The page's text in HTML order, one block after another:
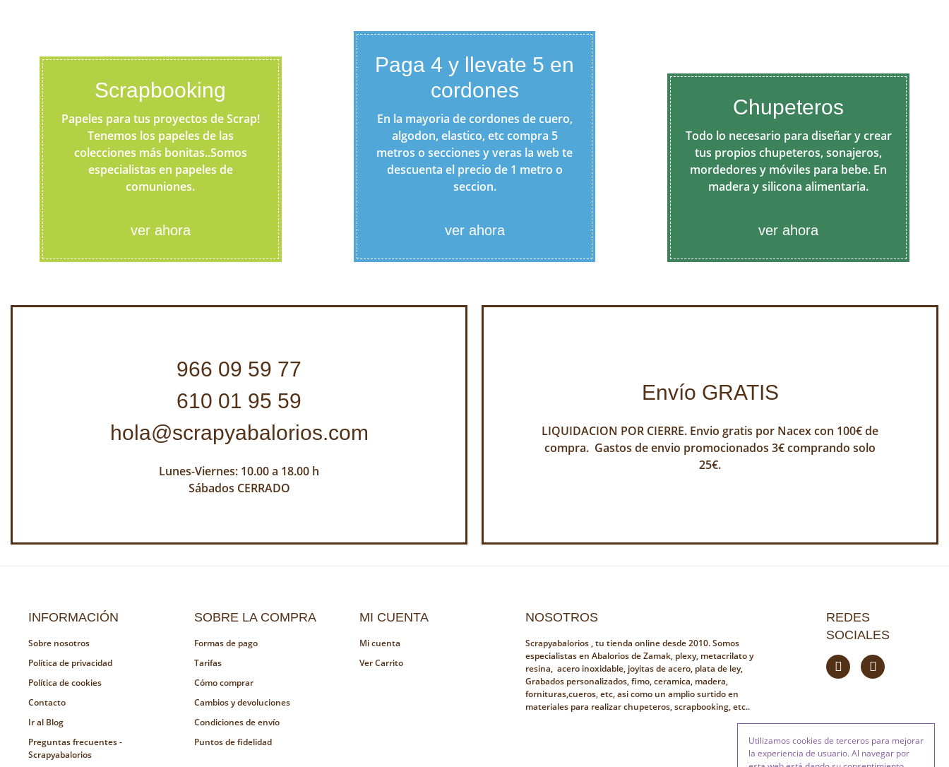
Utilizamos cookies de terceros para mejorar
la experiencia de usuario. Al navegar por
Scrapbooking
Papeles para tus proyectos de Scrap!
Tenemos los papeles de las
colecciones más bonitas..Somos
especialistas en papeles de
comuniones.
ver ahora
Paga 4 y llevate 5 en
cordones
En la mayoria de cordones de cuero,
algodon, elastico, etc compra 5
metros o secciones y veras la web te
descuenta el precio de 1 metro o
seccion.
ver ahora
Chupeteros
Todo lo necesario para diseñar y crear
tus propios chupeteros, sonajeros,
mordedores y móviles para bebe. En
madera y silicona alimentaria.
ver ahora
966 09 59 77
610 01 95 59
hola@scrapyabalorios.com
Lunes-Viernes: 10.00 a 18.00 h
Sábados CERRADO
Envío GRATIS
LIQUIDACION POR CIERRE. Envio gratis por Nacex con 100€ de
compra. Gastos de envio promocionados 3€ comprando solo
25€.
REDES
SOCIALES
INFORMACIÓN
Sobre nosotros
Política de privacidad
Política de cookies
Contacto
Ir al Blog
Preguntas frecuentes -
Scrapyabalorios
SOBRE LA COMPRA
Formas de pago
Tarifas
Cómo comprar
Cambios y devoluciones
Condiciones de envío
Puntos de fidelidad
MI CUENTA
Mi cuenta
Ver Carrito
NOSOTROS
Scrapyabalorios , tu tienda online desde 2010. Somos
especialistas en Abalorios de Zamak, plexy, metacrilato y
resina, acero inoxidable, joyitas de acero, plata de ley,
Grabados personalizados, fimo, ceramica, madera,
fornituras,cueros, etc, asi como un amplio surtido en
materiales para realizar chupeteros, scrapbooking, etc..